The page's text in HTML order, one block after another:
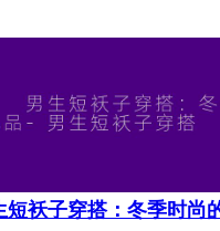
短袄子穿搭：冬季时尚